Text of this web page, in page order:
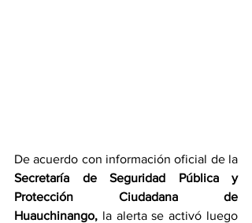
Secretaría de Seguridad Pública y
Protección Ciudadana de
Huauchinango, la alerta se activó luego